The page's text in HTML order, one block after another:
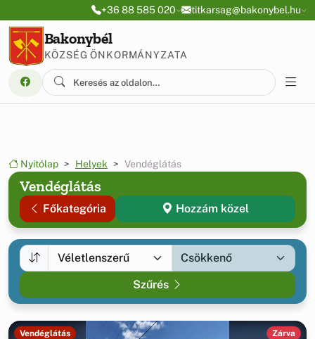
Ugrás a menüre
Ugrás a tartalomra+36 88 585 020 titkarsag@bakonybel.hu
Bakonybél
KÖZSÉG ÖNKORMÁNYZATA
Nyitólap Helyek Vendéglátás
Vendéglátás
Főkategória Hozzám közel
Szűrés
Vendéglátás Zárva